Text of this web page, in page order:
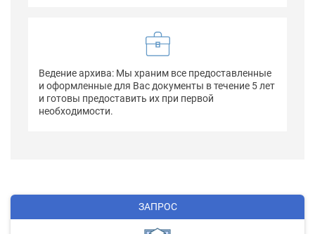
Ведение архива: Мы храним все предоставленные
и оформленные для Вас документы в течение 5 лет
и готовы предоставить их при первой
необходимости.
ЗАПРОС